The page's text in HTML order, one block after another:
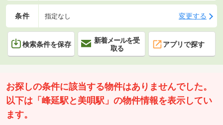
条件 指定なし 変更する
検索条件を保存
新着メールを受
取る
アプリで探す
お探しの条件に該当する物件はありませんでした。
以下は「峰延駅と美唄駅」の物件情報を表示してい
ます。